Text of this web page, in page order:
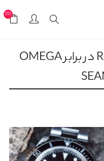
(0)
ROLEX SUBMARINER در برابر OMEGA